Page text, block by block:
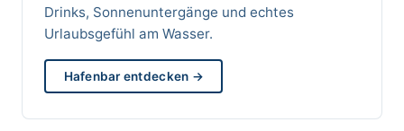
Drinks, Sonnenuntergänge und echtes
Urlaubsgefühl am Wasser.
Hafenbar entdecken →